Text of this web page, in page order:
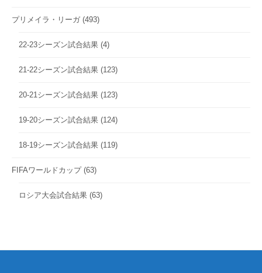
プリメイラ・リーガ (493)
22-23シーズン試合結果 (4)
21-22シーズン試合結果 (123)
20-21シーズン試合結果 (123)
19-20シーズン試合結果 (124)
18-19シーズン試合結果 (119)
FIFAワールドカップ(63)
ロシア大会試合結果 (63)